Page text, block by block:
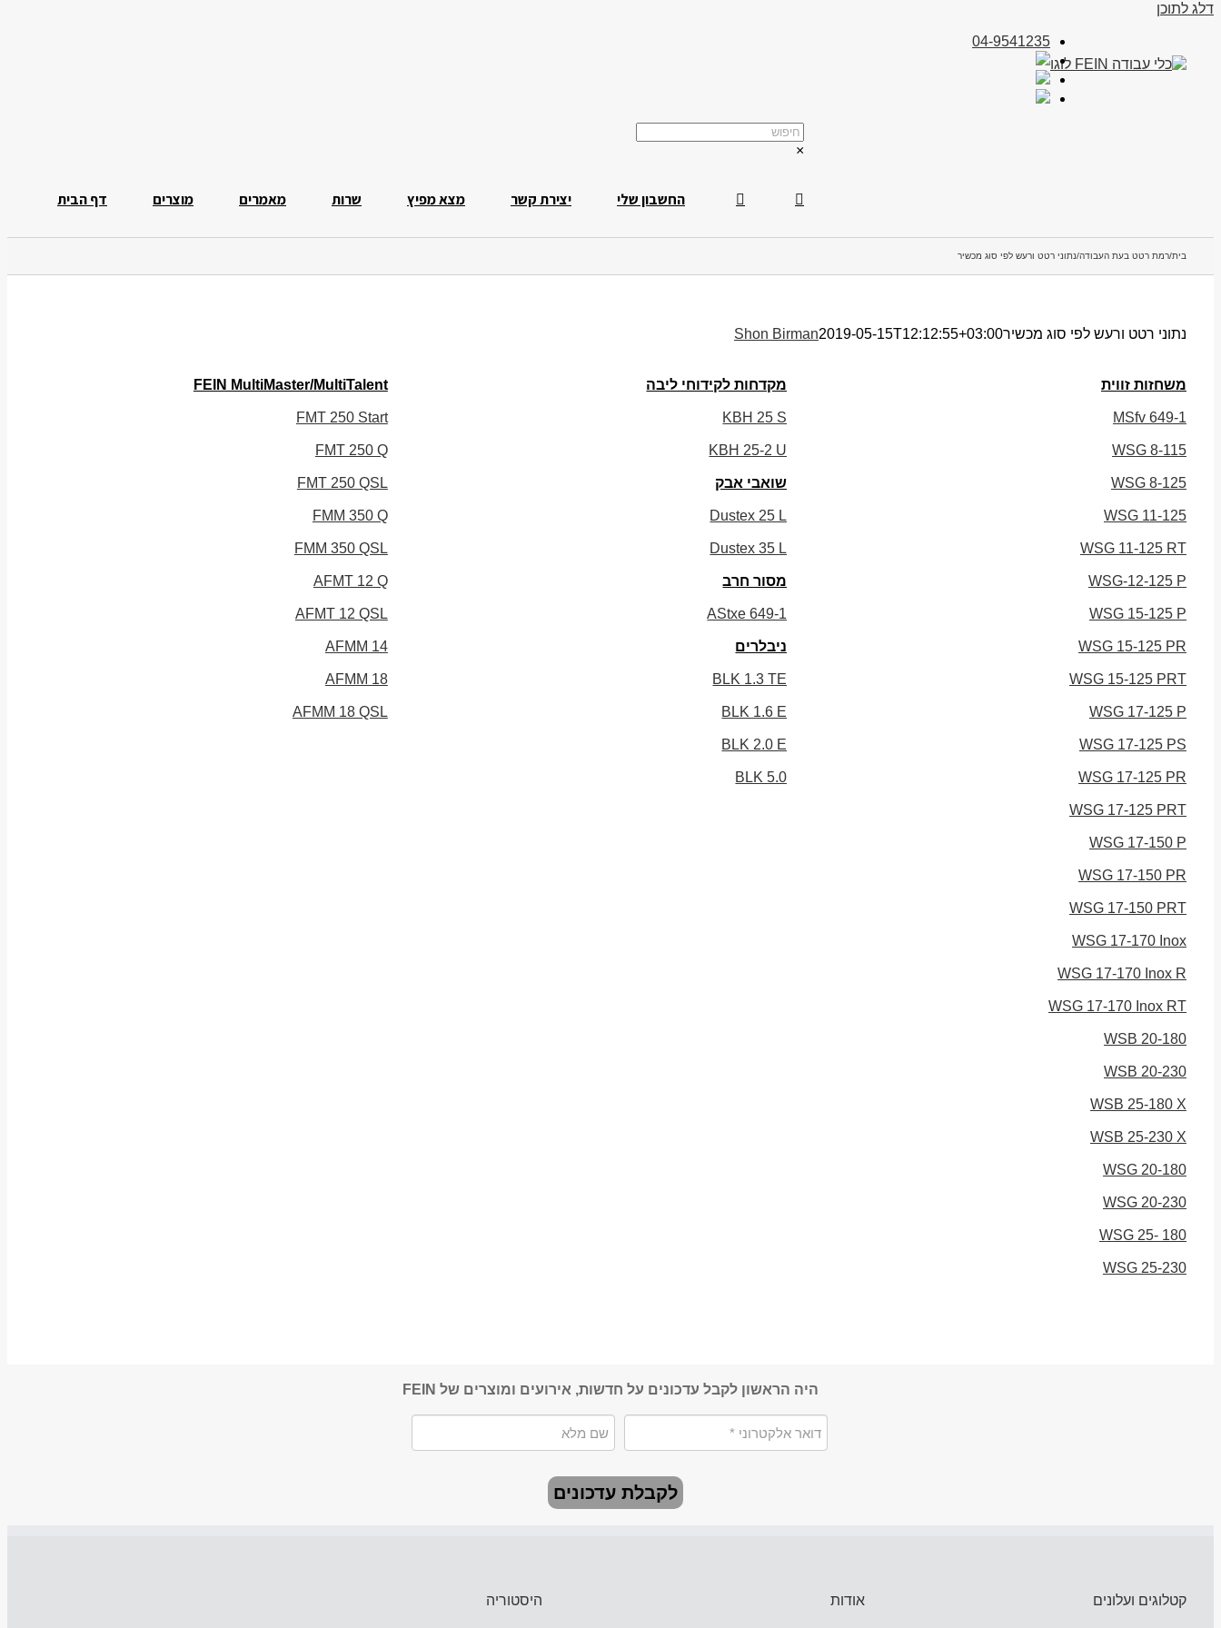
דלג לתוכן
04-9541235
×
דף הבית מוצרים מאמרים שרות מצא מפיץ יצירת קשר החשבון שלי
בית/רמת רטט בעת העבודה/נתוני רטט ורעש לפי סוג מכשיר
נתוני רטט ורעש לפי סוג מכשיר Shon Birman2019-05-15T12:12:55+03:00
משחזות זווית
MSfv 649-1
WSG 8-115
WSG 8-125
WSG 11-125
WSG 11-125 RT
WSG-12-125 P
WSG 15-125 P
WSG 15-125 PR
WSG 15-125 PRT
WSG 17-125 P
WSG 17-125 PS
WSG 17-125 PR
WSG 17-125 PRT
WSG 17-150 P
WSG 17-150 PR
WSG 17-150 PRT
WSG 17-170 Inox
WSG 17-170 Inox R
WSG 17-170 Inox RT
WSB 20-180
WSB 20-230
WSB 25-180 X
WSB 25-230 X
WSG 20-180
WSG 20-230
WSG 25- 180
WSG 25-230
מקדחות לקידוחי ליבה
KBH 25 S
KBH 25-2 U
שואבי אבק
Dustex 25 L
Dustex 35 L
מסור חרב
AStxe 649-1
ניבלרים
BLK 1.3 TE
BLK 1.6 E
BLK 2.0 E
BLK 5.0
FEIN MultiMaster/MultiTalent
FMT 250 Start
FMT 250 Q
FMT 250 QSL
FMM 350 Q
FMM 350 QSL
AFMT 12 Q
AFMT 12 QSL
AFMM 14
AFMM 18
AFMM 18 QSL
היה הראשון לקבל עדכונים על חדשות, אירועים ומוצרים של FEIN
לקבלת עדכונים
קטלוגים ועלונים אודות היסטוריה